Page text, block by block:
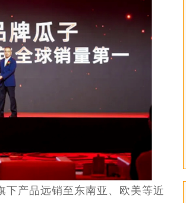
下产品远销至东南亚、欧美等近